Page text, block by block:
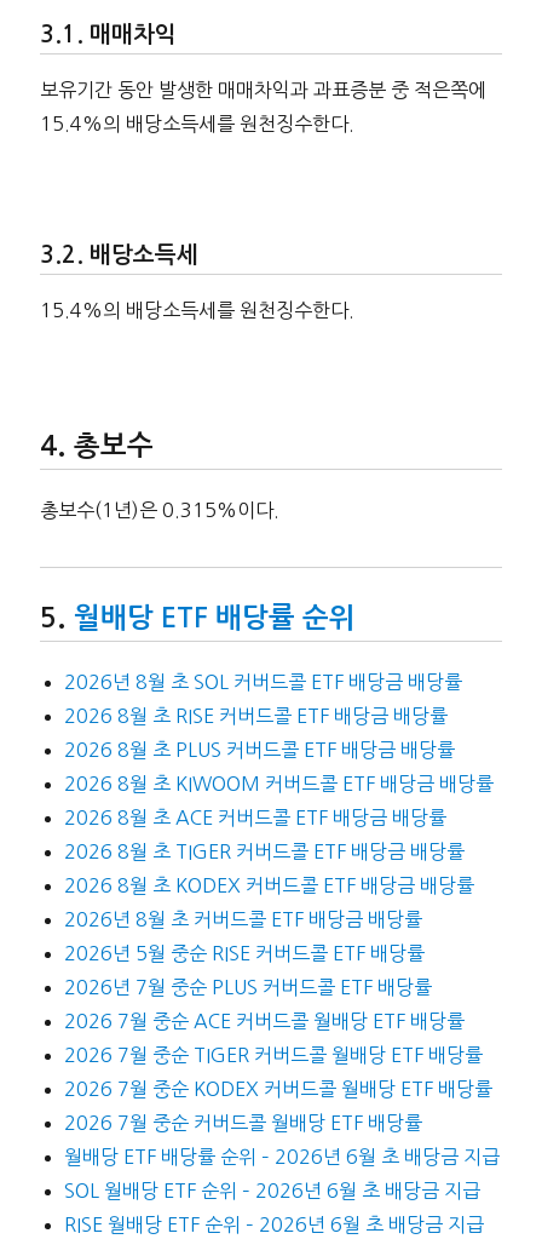
매매차익
보유기간 동안 발생한 매매차익과 과표증분 중 적은쪽에
15.4%의 배당소득세를 원천징수한다.
배당소득세
15.4%의 배당소득세를 원천징수한다.
총보수
총보수(1년)은 0.315%이다.
월배당 ETF 배당률 순위
2026년 8월 초 SOL 커버드콜 ETF 배당금 배당률
2026 8월 초 RISE 커버드콜 ETF 배당금 배당률
2026 8월 초 PLUS 커버드콜 ETF 배당금 배당률
2026 8월 초 KIWOOM 커버드콜 ETF 배당금 배당률
2026 8월 초 ACE 커버드콜 ETF 배당금 배당률
2026 8월 초 TIGER 커버드콜 ETF 배당금 배당률
2026 8월 초 KODEX 커버드콜 ETF 배당금 배당률
2026년 8월 초 커버드콜 ETF 배당금 배당률
2026년 5월 중순 RISE 커버드콜 ETF 배당률
2026년 7월 중순 PLUS 커버드콜 ETF 배당률
2026 7월 중순 ACE 커버드콜 월배당 ETF 배당률
2026 7월 중순 TIGER 커버드콜 월배당 ETF 배당률
2026 7월 중순 KODEX 커버드콜 월배당 ETF 배당률
2026 7월 중순 커버드콜 월배당 ETF 배당률
월배당 ETF 배당률 순위 – 2026년 6월 초 배당금 지급
SOL 월배당 ETF 순위 – 2026년 6월 초 배당금 지급
RISE 월배당 ETF 순위 – 2026년 6월 초 배당금 지급